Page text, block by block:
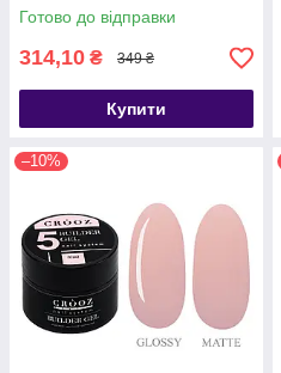
Готово до відправки
314,10 ₴ 349 ₴
Купити
–10%